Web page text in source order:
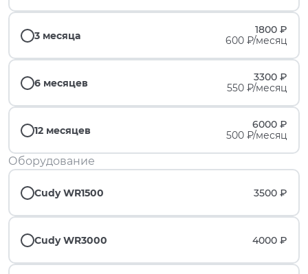
3 месяца
1800 ₽
600 ₽/месяц
6 месяцев
3300 ₽
550 ₽/месяц
12 месяцев
6000 ₽
500 ₽/месяц
Оборудование
Cudy WR1500 3500 ₽
Cudy WR3000 4000 ₽